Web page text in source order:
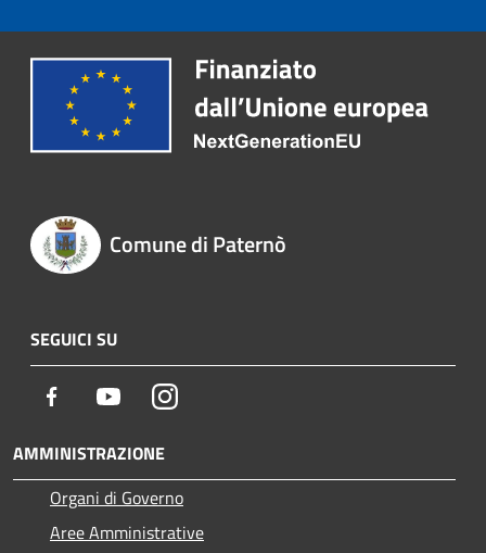
Comune di Paternò
SEGUICI SU
Facebook YoutubeInstagram
AMMINISTRAZIONE
Organi di Governo
Aree Amministrative